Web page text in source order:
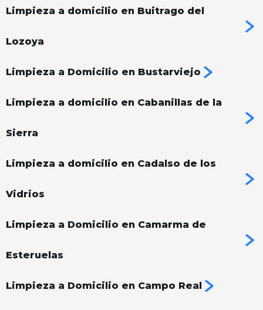
Limpieza a domicilio en Buitrago del
Lozoya
Limpieza a Domicilio en Bustarviejo
Limpieza a domicilio en Cabanillas de la
Sierra
Limpieza a domicilio en Cadalso de los
Vidrios
Limpieza a Domicilio en Camarma de
Esteruelas
Limpieza a Domicilio en Campo Real